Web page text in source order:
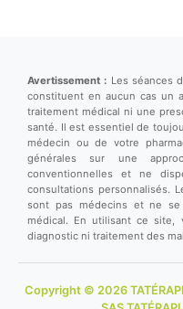
Avertissement : Les séances
constituent en aucun cas un
traitement médical ni une
santé. Il est essentiel de
médecin ou de votre
générales sur une
conventionnelles et ne
consultations personnalisés.
sont pas médecins et ne
médical. En utilisant ce site,
diagnostic ni traitement des
Copyright © 2026